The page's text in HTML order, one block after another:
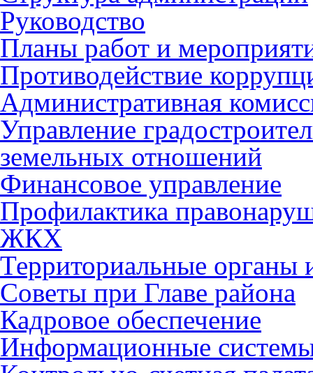
Руководство
Планы работ и
Противодействие
Административная
Управление
земельных отношений
Финансовое управление
Профилактика
ЖКХ
Территориальные органы
Советы при Главе района
Кадровое обеспечение
Информационные